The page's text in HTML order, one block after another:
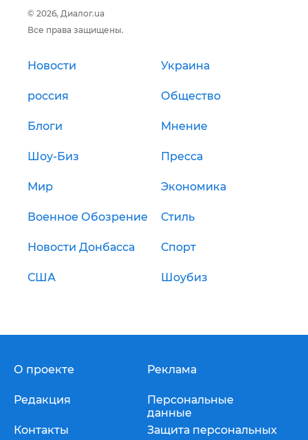
© 2026, Диалог.ua
Все права защищены.
Новости Украина
россия Общество
Блоги Мнение
Шоу-Биз Пресса
Мир Экономика
Военное Обозрение Стиль
Новости Донбасса Спорт
США Шоубиз
О проекте
Редакция
Контакты
Реклама
Персональные
данные
Защита персональных